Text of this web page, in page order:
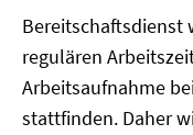
Bereitschaftsdienst
regulären
Arbeitsaufnahme
stattfinden. Daher